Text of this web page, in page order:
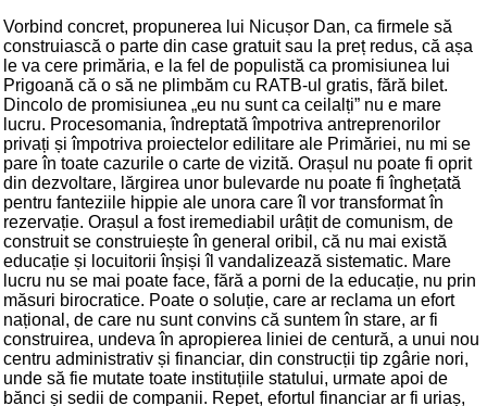
Vorbind concret, propunerea lui Nicușor Dan, ca firmele să
construiască o parte din case gratuit sau la preț redus, că așa
le va cere primăria, e la fel de populistă ca promisiunea lui
Prigoană că o să ne plimbăm cu RATB-ul gratis, fără bilet.
Dincolo de promisiunea „eu nu sunt ca ceilalți” nu e mare
lucru. Procesomania, îndreptată împotriva antreprenorilor
privați și împotriva proiectelor edilitare ale Primăriei, nu mi se
pare în toate cazurile o carte de vizită. Orașul nu poate fi oprit
din dezvoltare, lărgirea unor bulevarde nu poate fi înghețată
pentru fanteziile hippie ale unora care îl vor transformat în
rezervație. Orașul a fost iremediabil urâțit de comunism, de
construit se construiește în general oribil, că nu mai există
educație și locuitorii înșiși îl vandalizează sistematic. Mare
lucru nu se mai poate face, fără a porni de la educație, nu prin
măsuri birocratice. Poate o soluție, care ar reclama un efort
național, de care nu sunt convins că suntem în stare, ar fi
construirea, undeva în apropierea liniei de centură, a unui nou
centru administrativ și financiar, din construcții tip zgârie nori,
unde să fie mutate toate instituțiile statului, urmate apoi de
bănci și sedii de companii. Repet, efortul financiar ar fi uriaș,